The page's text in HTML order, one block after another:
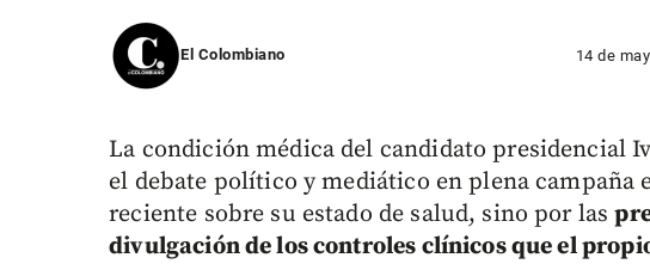
El Colombiano 14 de
La condición médica del candidato presidencial
el debate político y mediático en plena campaña
reciente sobre su estado de salud, sino por las
divulgación de los controles clínicos que el